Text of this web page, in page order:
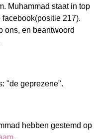
Muhammad staat in top
217).
ons, en beantwoord
"de geprezene".
hebben gestemd op
.